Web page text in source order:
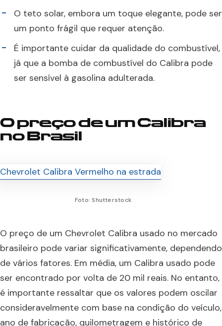
O teto solar, embora um toque elegante, pode ser
um ponto frágil que requer atenção.
É importante cuidar da qualidade do combustível,
já que a bomba de combustível do Calibra pode
ser sensível à gasolina adulterada.
O preço de um Calibra
no Brasil
Foto: Shutterstock
O preço de um Chevrolet Calibra usado no mercado
brasileiro pode variar significativamente, dependendo
de vários fatores. Em média, um Calibra usado pode
ser encontrado por volta de 20 mil reais. No entanto,
é importante ressaltar que os valores podem oscilar
consideravelmente com base na condição do veículo,
ano de fabricação, quilometragem e histórico de